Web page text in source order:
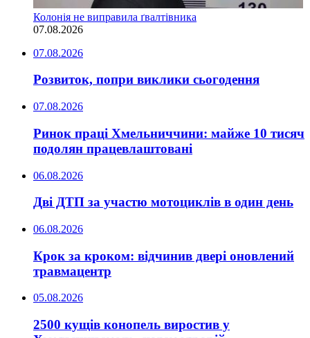
Колонія не виправила ґвалтівника
07.08.2026
07.08.2026
Розвиток, попри виклики сьогодення
07.08.2026
Ринок праці Хмельниччини: майже 10 тисяч
подолян працевлаштовані
06.08.2026
Дві ДТП за участю мотоциклів в один день
06.08.2026
Крок за кроком: відчинив двері оновлений
травмацентр
05.08.2026
2500 кущів конопель виростив у